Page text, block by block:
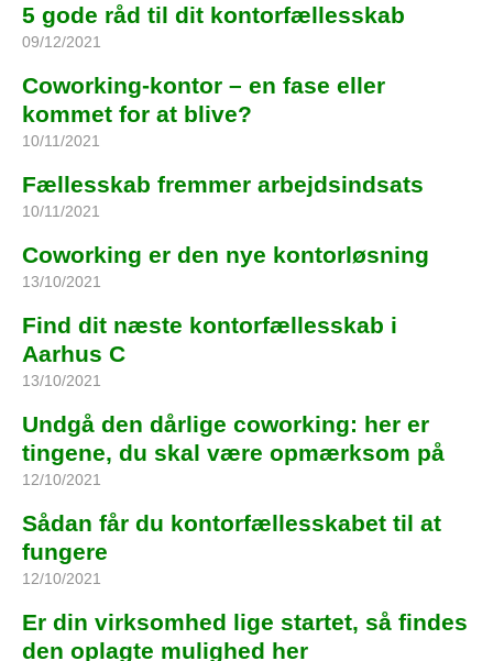
5 gode råd til dit kontorfællesskab
09/12/2021
Coworking-kontor – en fase eller
kommet for at blive?
10/11/2021
Fællesskab fremmer arbejdsindsats
10/11/2021
Coworking er den nye kontorløsning
13/10/2021
Find dit næste kontorfællesskab i
Aarhus C
13/10/2021
Undgå den dårlige coworking: her er
tingene, du skal være opmærksom på
12/10/2021
Sådan får du kontorfællesskabet til at
fungere
12/10/2021
Er din virksomhed lige startet, så findes
den oplagte mulighed her